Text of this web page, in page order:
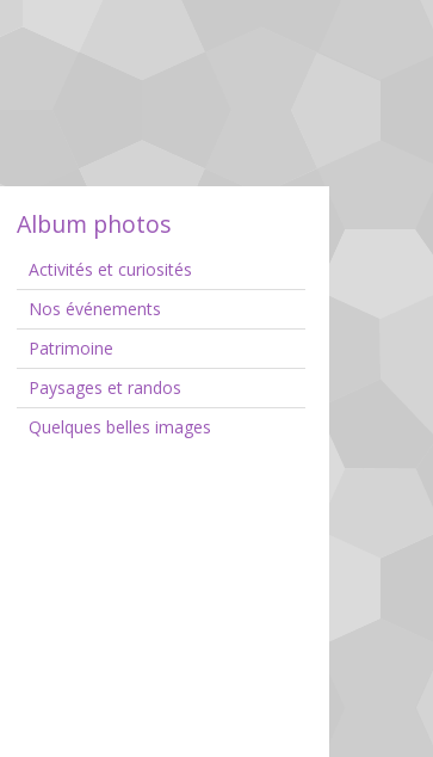
Album photos
Activités et curiosités
Nos événements
Patrimoine
Paysages et randos
Quelques belles images